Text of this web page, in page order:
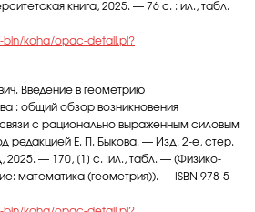
книга, 2025. — 76 с. : ил., табл.
bin/koha/opac-detail.pl?
Введение в геометрию
: общий обзор возникновения
с рационально выраженным силовым
редакцией Е. П. Быкова. — Изд. 2-е, стер.
2025. — 170, [1] с. :ил., табл. — (Физико-
математика (геометрия)). — ISBN 978-5-